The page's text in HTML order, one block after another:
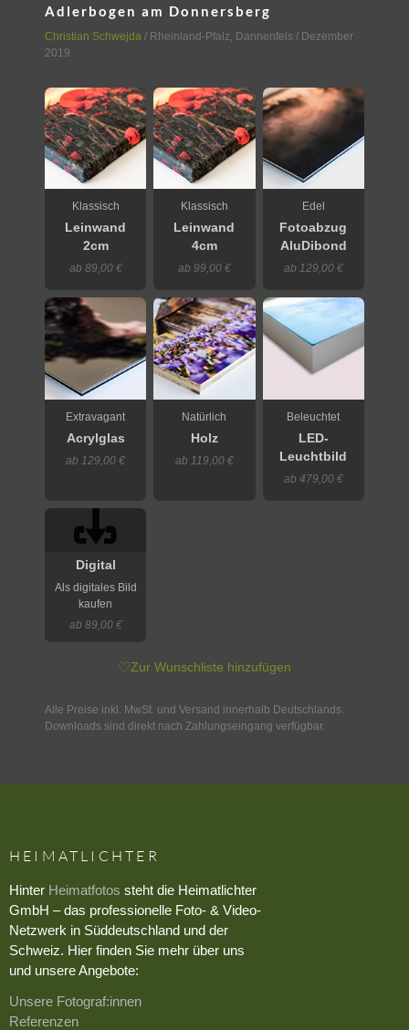
Adlerbogen am Donnersberg
Christian Schwejda / Rheinland-Pfalz, Dannenfels / Dezember
2019
Klassisch
Leinwand
2cm
ab 89,00 €
Klassisch
Leinwand
4cm
ab 99,00 €
Edel
Fotoabzug
AluDibond
ab 129,00 €
Extravagant
Acrylglas
ab 129,00 €
Natürlich
Holz
ab 119,00 €
Beleuchtet
LED-
Leuchtbild
ab 479,00 €
Digital
Als digitales Bild
kaufen
ab 89,00 €
♡Zur Wunschliste hinzufügen
Alle Preise inkl. MwSt. und Versand innerhalb Deutschlands.
Downloads sind direkt nach Zahlungseingang verfügbar.
HEIMATLICHTER
Hinter Heimatfotos steht die Heimatlichter
GmbH – das professionelle Foto- & Video-
Netzwerk in Süddeutschland und der
Schweiz. Hier finden Sie mehr über uns
und unsere Angebote:
Unsere Fotograf:innen
Referenzen